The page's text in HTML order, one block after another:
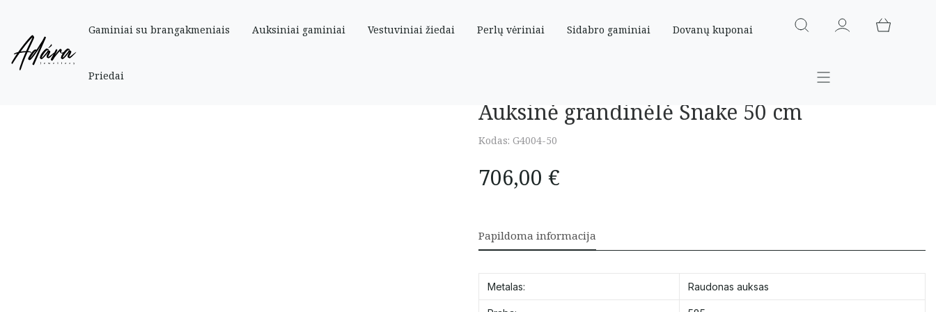
Gaminiai su brangakmeniais Auksiniai gaminiai Vestuviniai žiedai Perlų vėriniai Sidabro gaminiai Dovanų kuponai
Priedai
Pradinis Parduotuve » Auksiniai
Auksinė grandinėlė Snake 50 cm
Kodas: G4004-50
706,00 €
Papildoma informacija
Metalas: Raudonas auksas